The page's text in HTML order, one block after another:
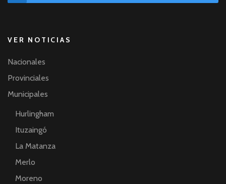
VER NOTICIAS
Nacionales
Provinciales
Municipales
Hurlingham
Ituzaingó
La Matanza
Merlo
Moreno